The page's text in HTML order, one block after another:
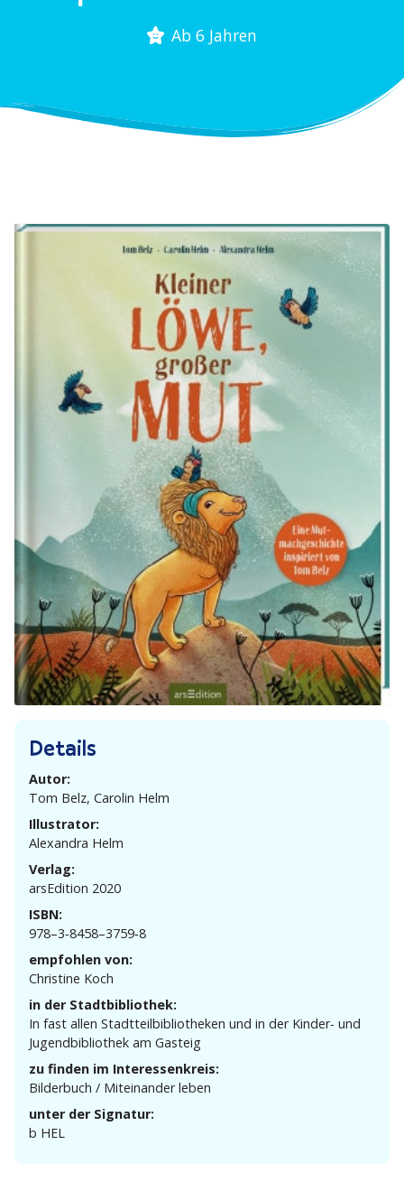
Ab 6 Jahren
Details
Autor:
Tom Belz, Carolin Helm
Illustrator:
Alexandra Helm
Verlag:
arsEdition 2020
ISBN:
978–3‑8458–3759‑8
empfohlen von:
Christine Koch
in der Stadtbibliothek:
In fast allen Stadt­teil­bi­blio­theken und in der Kinder- und
Jugend­bi­bliothek am Gasteig
zu finden im Interessenkreis:
Bilderbuch / Mitein­ander leben
unter der Signatur:
b HEL